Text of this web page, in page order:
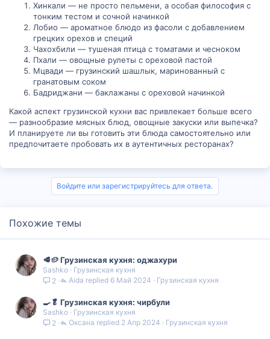
Хинкали — не просто пельмени, а особая философия с
тонким тестом и сочной начинкой
Лобио — ароматное блюдо из фасоли с добавлением
грецких орехов и специй
Чахохбили — тушеная птица с томатами и чесноком
Пхали — овощные рулеты с ореховой пастой
Мцвади — грузинский шашлык, маринованный с
гранатовым соком
Бадриджани — баклажаны с ореховой начинкой
Какой аспект грузинской кухни вас привлекает больше всего
— разнообразие мясных блюд, овощные закуски или выпечка?
И планируете ли вы готовить эти блюда самостоятельно или
предпочитаете пробовать их в аутентичных ресторанах?
Войдите или зарегистрируйтесь для ответа.
Похожие темы
🥩🥔 Грузинская кухня: оджахури
Sashko
Грузинская кухня
2
Грузинская кухня
6 Май 2024
Aida
🍳🥬 Грузинская кухня: чирбули
Sashko
Грузинская кухня
2
Грузинская кухня
2 Апр 2024
Оксана